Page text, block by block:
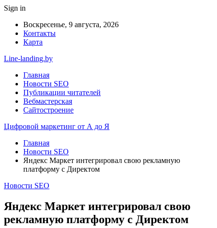
Sign in
Воскресенье, 9 августа, 2026
Контакты
Карта
Line-landing.by
Главная
Новости SEO
Публикации читателей
Вебмастерская
Сайтостроение
Цифровой маркетинг от А до Я
Главная
Новости SEO
Яндекс Маркет интегрировал свою рекламную
платформу с Директом
Новости SEO
Яндекс Маркет интегрировал свою
рекламную платформу с Директом